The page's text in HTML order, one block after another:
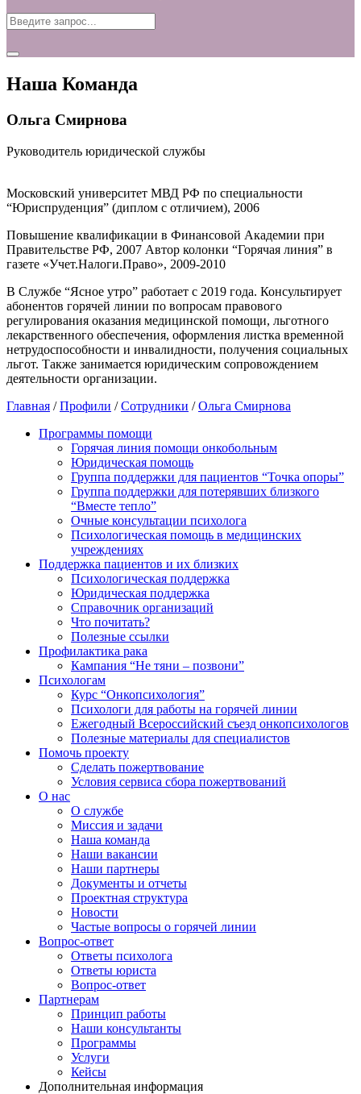
Наша Команда
Ольга Смирнова
Руководитель юридической службы
Московский университет МВД РФ по специальности
“Юриспруденция” (диплом с отличием), 2006
Повышение квалификации в Финансовой Академии при
Правительстве РФ, 2007 Автор колонки “Горячая линия” в
газете «Учет.Налоги.Право», 2009-2010
В Службе “Ясное утро” работает с 2019 года. Консультирует
абонентов горячей линии по вопросам правового
регулирования оказания медицинской помощи, льготного
лекарственного обеспечения, оформления листка временной
нетрудоспособности и инвалидности, получения социальных
льгот. Также занимается юридическим сопровождением
деятельности организации.
Главная /Профили /Сотрудники /Ольга Смирнова
Программы помощи
Горячая линия помощи онкобольным
Юридическая помощь
Группа поддержки для пациентов “Точка опоры”
Группа поддержки для потерявших близкого
“Вместе тепло”
Очные консультации психолога
Психологическая помощь в медицинских
учреждениях
Поддержка пациентов и их близких
Психологическая поддержка
Юридическая поддержка
Справочник организаций
Что почитать?
Полезные ссылки
Профилактика рака
Кампания “Не тяни – позвони”
Психологам
Курс “Онкопсихология”
Психологи для работы на горячей линии
Ежегодный Всероссийский cъезд онкопсихологов
Полезные материалы для специалистов
Помочь проекту
Сделать пожертвование
Условия сервиса сбора пожертвований
О нас
О службе
Миссия и задачи
Наша команда
Наши вакансии
Наши партнеры
Документы и отчеты
Проектная структура
Новости
Частые вопросы о горячей линии
Вопрос-ответ
Ответы психолога
Ответы юриста
Вопрос-ответ
Партнерам
Принцип работы
Наши консультанты
Программы
Услуги
Кейсы
Дополнительная информация